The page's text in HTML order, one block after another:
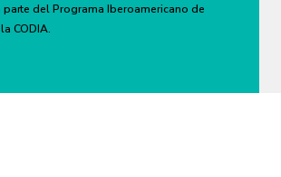
del Programa Iberoamericano de
CODIA.